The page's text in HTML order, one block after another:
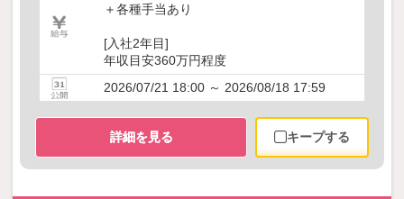
＋各種手当あり
[入社2年目]
年収目安360万円程度
2026/07/21 18:00 ～ 2026/08/18 17:59
詳細を見る キープする